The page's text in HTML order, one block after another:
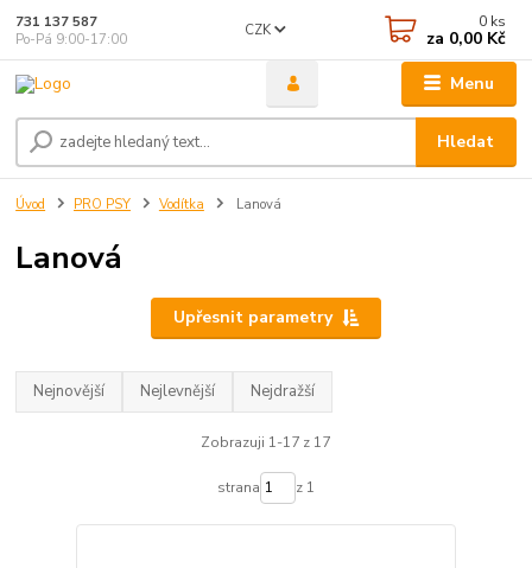
Menu
CZK
Hledat
731 137 587
Po-Pá 9:00-17:00
0 ks
za 0,00 Kč
Úvod PRO PSY Vodítka Lanová
Lanová
Upřesnit parametry
Nejnovější Nejlevnější Nejdražší
Zobrazuji 1-17 z 17
strana z 1